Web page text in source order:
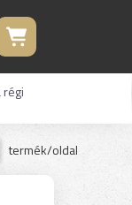
régi
termék/oldal